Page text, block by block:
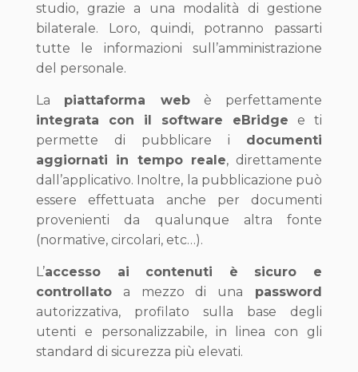
studio, grazie a una modalità di gestione
bilaterale. Loro, quindi, potranno passarti
tutte le informazioni sull’amministrazione
del personale.
La piattaforma webè perfettamente
integrata con il software eBridge e ti
permette di pubblicare i documenti
aggiornati in tempo reale, direttamente
dall’applicativo. Inoltre, la pubblicazione può
essere effettuata anche per documenti
provenienti da qualunque altra fonte
(normative, circolari, etc…).
L’accesso ai contenuti è sicuro e
controllato a mezzo di una password
autorizzativa, profilato sulla base degli
utenti e personalizzabile, in linea con gli
standard di sicurezza più elevati.